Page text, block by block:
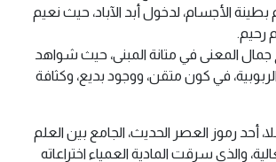
بطينة الأجسام، لدخول أبد الآباد، حيث نعيم
رحيم.
المعنى في متانة المبنى، حيث شواهد
في كون متقن، ووجود بديع، وكثافة
أحد رموز العصر الحديث، الجامع بين العلم
والذي سرقت المادية العمياء اختراعاته